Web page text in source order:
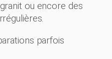
ou encore des
parfois